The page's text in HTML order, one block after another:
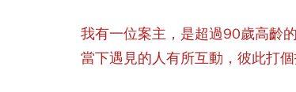
我有一位案主，是超過90歲高齡
當下遇見的人有所互動，彼此打個